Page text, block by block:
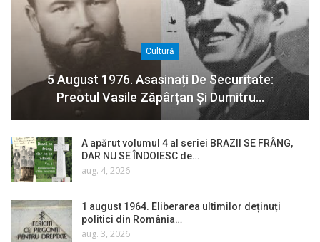
Cultură
5 August 1976. Asasinați De Securitate:
Preotul Vasile Zăpârțan Și Dumitru…
A apărut volumul 4 al seriei BRAZII SE FRÂNG,
DAR NU SE ÎNDOIESC de…
aug. 4, 2026
1 august 1964. Eliberarea ultimilor deținuți
politici din România…
aug. 3, 2026